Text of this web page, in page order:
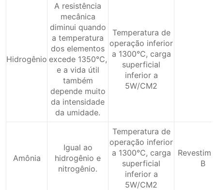
Hidrogênio
A resistência
mecânica
diminui quando
a temperatura
dos elementos
excede 1350°C,
e a vida útil
também
depende muito
da intensidade
da umidade.
Temperatura de
operação inferior
a 1300°C, carga
superficial
inferior a
5W/CM2
Amônia
Igual ao
hidrogênio e
nitrogênio.
Temperatura de
operação inferior
a 1300°C, carga
superficial
inferior a
5W/CM2
B